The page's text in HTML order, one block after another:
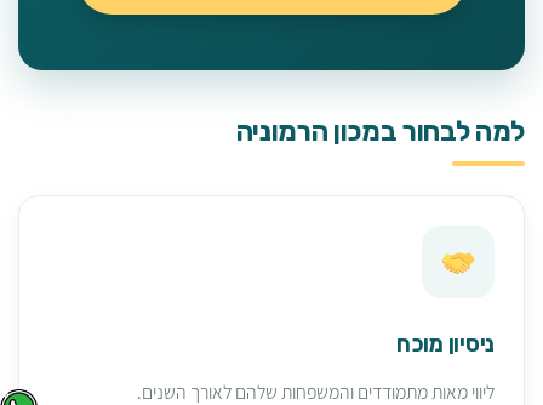
למה לבחור במכון הרמוניה
ניסיון מוכח
ליווי מאות מתמודדים והמשפחות שלהם לאורך השנים.